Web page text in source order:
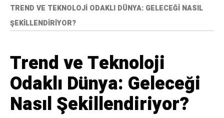
TREND VE TEKNOLOJI ODAKLI DÜNYA: GELECEĞI NASIL
ŞEKILLENDIRIYOR?
Trend ve Teknoloji
Odaklı Dünya: Geleceği
Nasıl Şekillendiriyor?